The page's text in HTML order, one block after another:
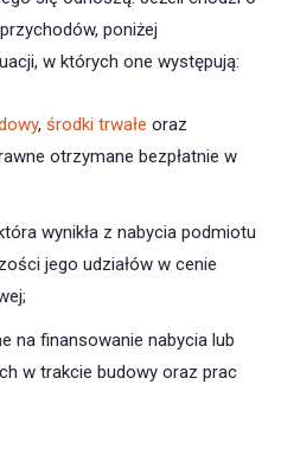
poniżej
w których one występują:
, środki trwałe oraz
otrzymane bezpłatnie w
wynikła z nabycia podmiotu
jego udziałów w cenie
na finansowanie nabycia lub
w trakcie budowy oraz prac